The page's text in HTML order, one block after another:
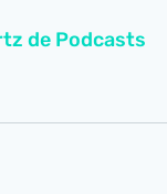
de Podcasts